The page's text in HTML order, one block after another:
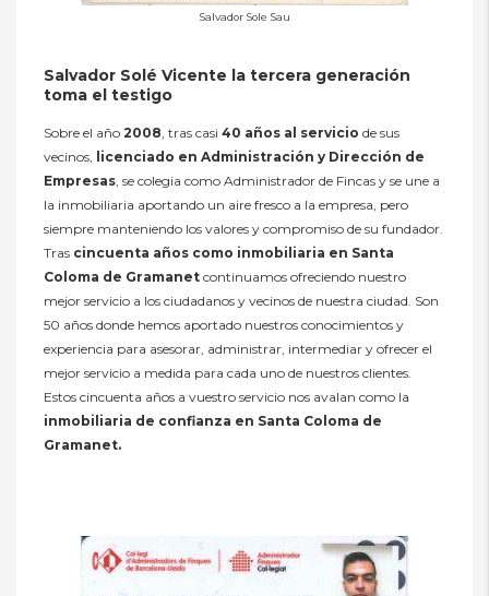
Salvador Sole Sau
Salvador Solé Vicente la tercera generación
toma el testigo
Sobre el año 2008 , tras casi 40 años al servicio de sus
vecinos,
licenciado en Administración y Dirección de
Empresas , se colegia como Administrador de Fincas y se une a
la inmobiliaria aportando un aire fresco a la empresa, pero
siempre manteniendo los valores y compromiso de su fundador.
Tras cincuenta años como inmobiliaria en Santa
Coloma de Gramanet continuamos ofreciendo nuestro
mejor servicio a los ciudadanos y vecinos de nuestra ciudad. Son
50 años donde hemos aportado nuestros conocimientos y
experiencia para asesorar, administrar, intermediar y ofrecer el
mejor servicio a medida para cada uno de nuestros clientes.
Estos cincuenta años a vuestro servicio nos avalan como la
inmobiliaria de confianza en Santa Coloma de
Gramanet.